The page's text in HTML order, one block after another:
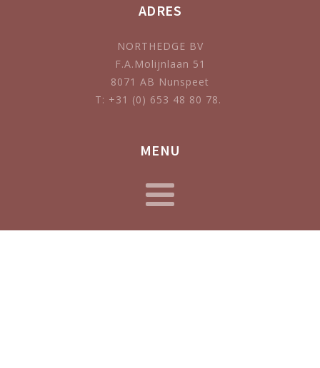
ADRES
NORTHEDGE BV
F.A.Molijnlaan 51
8071 AB Nunspeet
T: +31 (0) 653 48 80 78.
MENU